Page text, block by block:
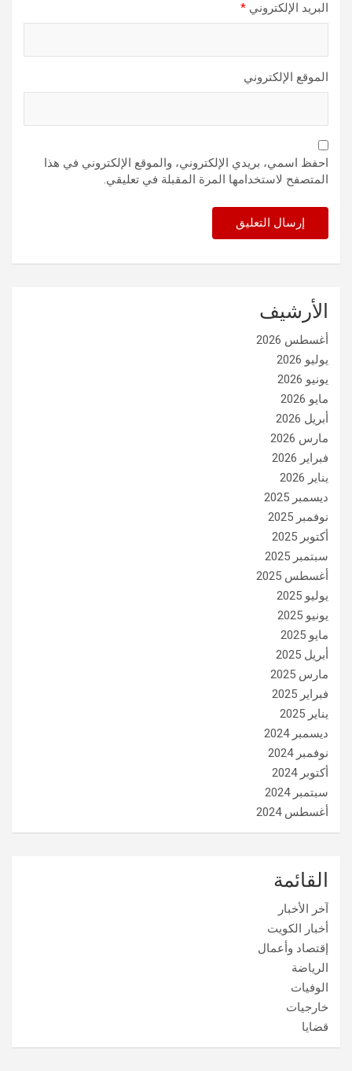
البريد الإلكتروني *
الموقع الإلكتروني
احفظ اسمي، بريدي الإلكتروني، والموقع الإلكتروني في هذا
المتصفح لاستخدامها المرة المقبلة في تعليقي.
الأرشيف
أغسطس 2026
يوليو 2026
يونيو 2026
مايو 2026
أبريل 2026
مارس 2026
فبراير 2026
يناير 2026
ديسمبر 2025
نوفمبر 2025
أكتوبر 2025
سبتمبر 2025
أغسطس 2025
يوليو 2025
يونيو 2025
مايو 2025
أبريل 2025
مارس 2025
فبراير 2025
يناير 2025
ديسمبر 2024
نوفمبر 2024
أكتوبر 2024
سبتمبر 2024
أغسطس 2024
القائمة
آخر الأخبار
أخبار الكويت
إقتصاد وأعمال
الرياضة
الوفيات
خارجيات
قضايا